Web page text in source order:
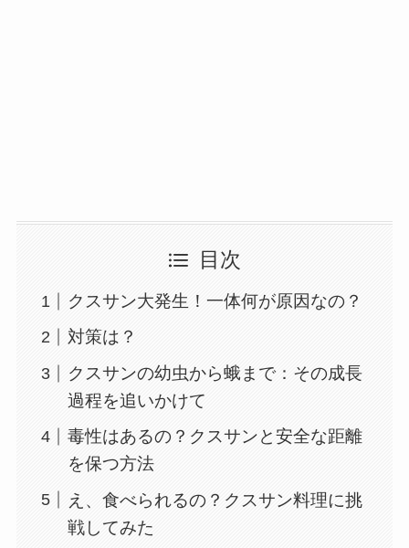
目次
クスサン大発生！一体何が原因なの？
対策は？
クスサンの幼虫から蛾まで：その成長
過程を追いかけて
毒性はあるの？クスサンと安全な距離
を保つ方法
え、食べられるの？クスサン料理に挑
戦してみた